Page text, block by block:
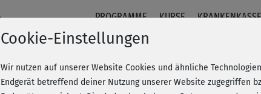
PROGRAMME KURSE
Cookie-Einstellungen
Wir nutzen auf unserer Website Cookies und ähnliche
Endgerät betreffend deiner Nutzung unserer Website zugegriffen